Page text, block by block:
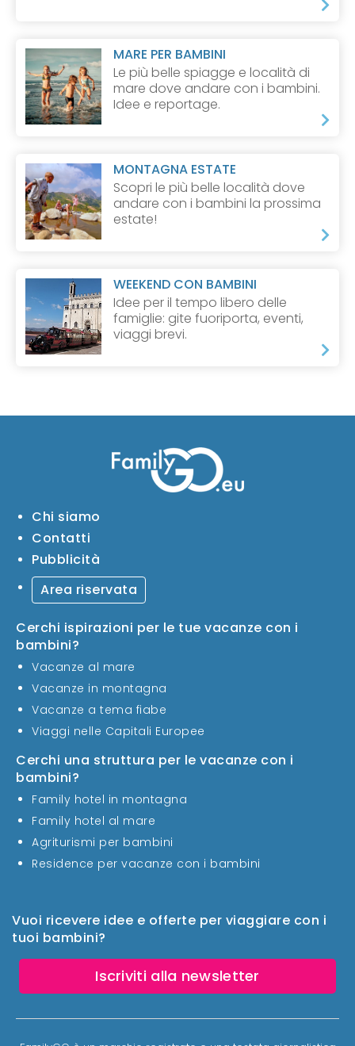
MARE PER BAMBINI
Le più belle spiagge e località di
mare dove andare con i bambini.
Idee e reportage.
MONTAGNA ESTATE
Scopri le più belle località dove
andare con i bambini la prossima
estate!
WEEKEND CON BAMBINI
Idee per il tempo libero delle
famiglie: gite fuoriporta, eventi,
viaggi brevi.
Vuoi ricevere idee e offerte per viaggiare con i
tuoi bambini?
Iscriviti alla newsletter
Chi siamo
Contatti
Pubblicità
Area riservata
Cerchi ispirazioni per le tue vacanze con i
bambini?
Vacanze al mare
Vacanze in montagna
Vacanze a tema fiabe
Viaggi nelle Capitali Europee
Cerchi una struttura per le vacanze con i
bambini?
Family hotel in montagna
Family hotel al mare
Agriturismi per bambini
Residence per vacanze con i bambini